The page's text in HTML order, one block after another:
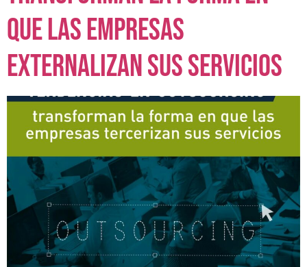
que las empresas
externalizan sus servicios